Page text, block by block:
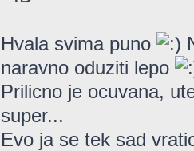
Hvala svima puno
naravno oduziti lepo
Prilicno je ocuvana,
super...
Evo ja se tek sad